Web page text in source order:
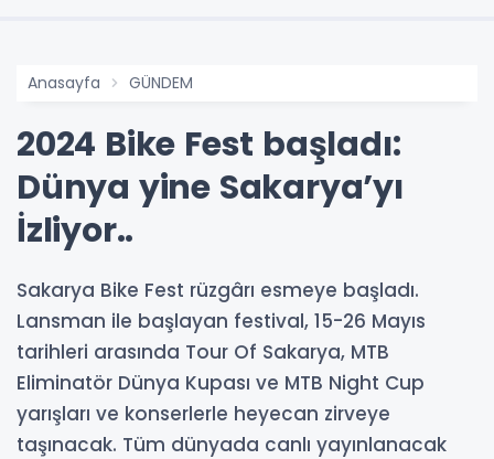
Anasayfa GÜNDEM
2024 Bike Fest başladı:
Dünya yine Sakarya’yı
İzliyor..
Sakarya Bike Fest rüzgârı esmeye başladı.
Lansman ile başlayan festival, 15-26 Mayıs
tarihleri arasında Tour Of Sakarya, MTB
Eliminatör Dünya Kupası ve MTB Night Cup
yarışları ve konserlerle heyecan zirveye
taşınacak. Tüm dünyada canlı yayınlanacak